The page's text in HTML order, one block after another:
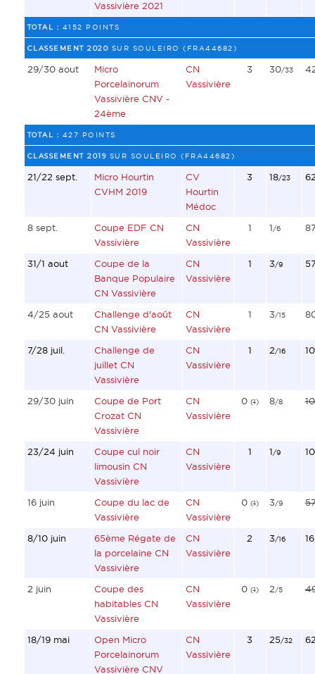
Vassivière 2021
TOTAL : 4152 POINTS
CLASSEMENT 2020 SUR SOULEIRO (FRA44682)
29/30 aout
Micro
Porcelainorum
Vassivière CNV -
24ème
CN
Vassivière
3 30/33
TOTAL : 427 POINTS
CLASSEMENT 2019 SUR SOULEIRO (FRA44682)
21/22 sept.
Micro Hourtin
CVHM 2019
CV
Hourtin
Médoc
3 18/23
8 sept.
Coupe EDF CN
Vassivière
CN
Vassivière
1 1/6
31/1 aout
Coupe de la
Banque Populaire
CN Vassivière
CN
Vassivière
1 3/9
4/25 aout
Challenge d'août
CN Vassivière
CN
Vassivière
1 3/15
7/28 juil.
Challenge de
juillet CN
Vassivière
CN
Vassivière
1 2/16
29/30 juin
Coupe de Port
Crozat CN
Vassivière
CN
Vassivière
0 (1) 8/8
23/24 juin
Coupe cul noir
limousin CN
Vassivière
CN
Vassivière
1 1/9
16 juin
Coupe du lac de
Vassivière
CN
Vassivière
0 (1) 3/9
8/10 juin
65ème Régate de
la porcelaine CN
Vassivière
CN
Vassivière
2 3/16
2 juin
Coupe des
habitables CN
Vassivière
CN
Vassivière
0 (1) 2/5
18/19 mai
Open Micro
Porcelainorum
Vassivière CNV
CN
Vassivière
3 25/32